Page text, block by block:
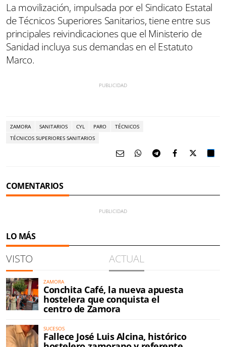
La movilización, impulsada por el Sindicato Estatal
de Técnicos Superiores Sanitarios, tiene entre sus
principales reivindicaciones que el Ministerio de
Sanidad incluya sus demandas en el Estatuto
Marco.
ZAMORA SANITARIOS CYL PARO
TÉCNICOS
TÉCNICOS SUPERIORES SANITARIOS
COMENTARIOS
LO MÁS
VISTO ACTUAL
ZAMORA
Conchita Café, la nueva apuesta
hostelera que conquista el
centro de Zamora
SUCESOS
Fallece José Luis Alcina, histórico